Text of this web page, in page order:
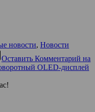
новости, Новости
Оставить Комментарий на
OLED-дисплей